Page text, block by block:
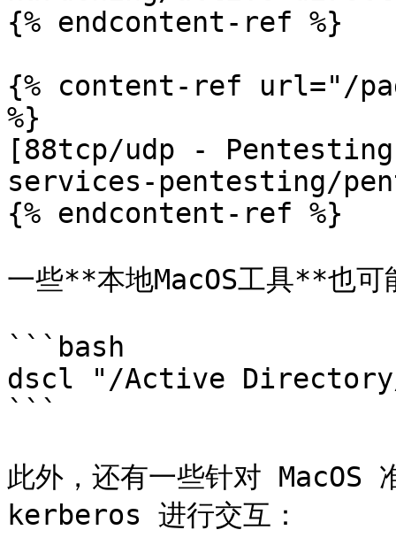
{% endcontent-ref %}
{% content-ref url="/
%}
[88tcp/udp -
services-pentesting/
{% endcontent-ref %}
一些**本地MacOS工具**也
```bash
dscl "/Active
```
此外，还有一些针对 MacOS
kerberos 进行交互：